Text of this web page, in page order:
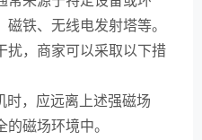
铁、无线电发射塔等。
扰，商家可以采取以下措
时，应远离上述强磁场
磁场环境中。